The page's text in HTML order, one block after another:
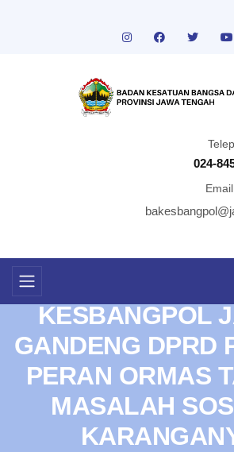
024-
KESBANGPOL
GANDENG DPRD
PERAN ORMAS
MASALAH